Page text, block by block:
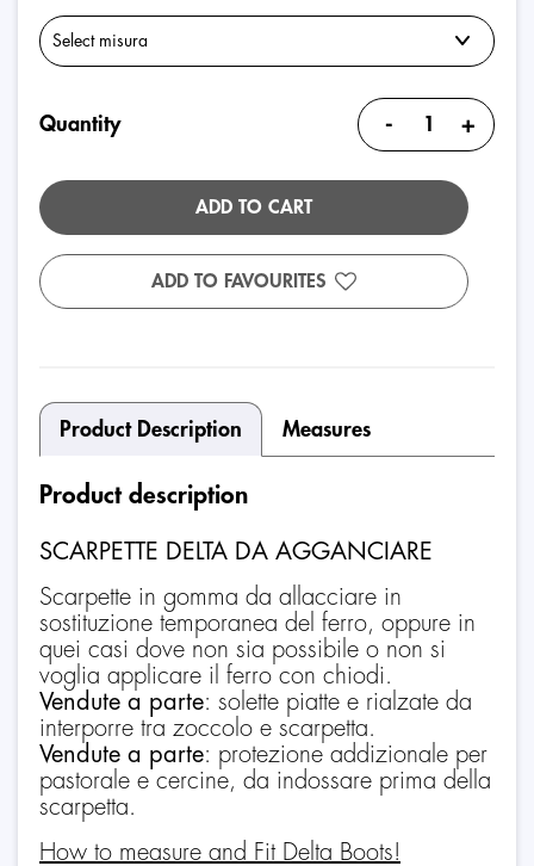
Quantity - +
ADD TO CART
ADD TO FAVOURITES
Product Description Measures
Product description
SCARPETTE DELTA DA AGGANCIARE
Scarpette in gomma da allacciare in
sostituzione temporanea del ferro, oppure in
quei casi dove non sia possibile o non si
voglia applicare il ferro con chiodi.
Vendute a parte: solette piatte e rialzate da
interporre tra zoccolo e scarpetta.
Vendute a parte: protezione addizionale per
pastorale e cercine, da indossare prima della
scarpetta.
How to measure and Fit Delta Boots!